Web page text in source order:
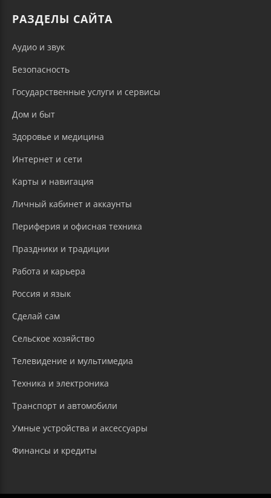
РАЗДЕЛЫ САЙТА
Аудио и звук
Безопасность
Государственные услуги и сервисы
Дом и быт
Здоровье и медицина
Интернет и сети
Карты и навигация
Личный кабинет и аккаунты
Периферия и офисная техника
Праздники и традиции
Работа и карьера
Россия и язык
Сделай сам
Сельское хозяйство
Телевидение и мультимедиа
Техника и электроника
Транспорт и автомобили
Умные устройства и аксессуары
Финансы и кредиты